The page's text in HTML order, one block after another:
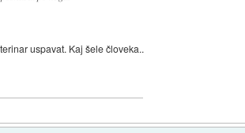
uspavat. Kaj šele človeka..